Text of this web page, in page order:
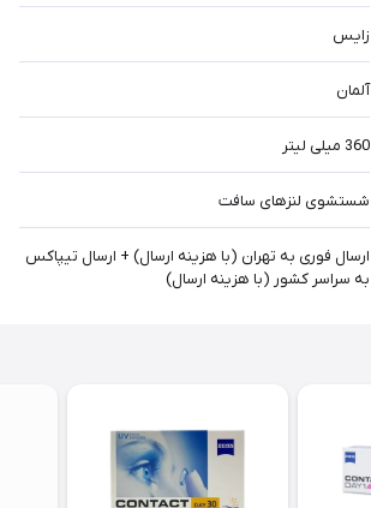
زایس
آلمان
360 میلی لیتر
شستشوی لنزهای سافت
ارسال فوری به تهران (با هزینه ارسال) + ارسال تیپاکس
به سراسر کشور (با هزینه ارسال)